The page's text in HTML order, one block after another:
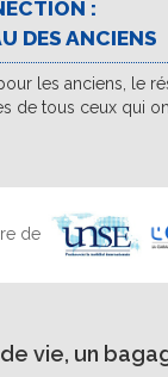
:
DES ANCIENS
les anciens, le
de tous ceux qui
de
vie, un